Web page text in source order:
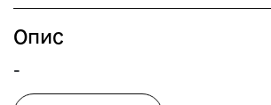
Опис
-